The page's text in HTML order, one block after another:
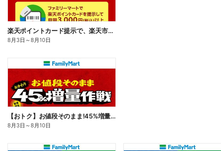
楽天ポイントカード提示で、楽天市場でのお買い物がおトクに!
8月3日 ～8月10日
【おトク】お値段そのまま!45%増量作戦!
8月3日 ～8月10日